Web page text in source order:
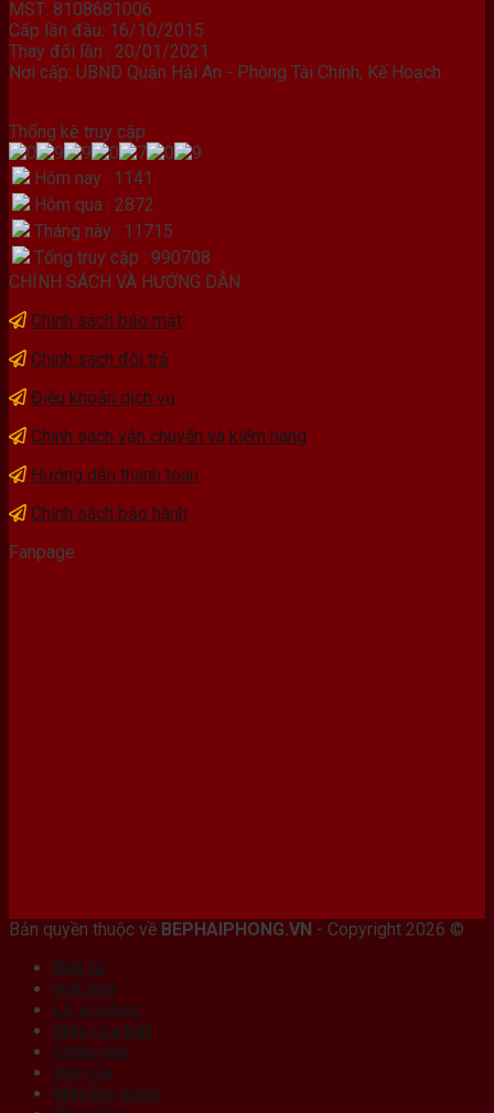
MST: 8108681006
Cấp lần đầu: 16/10/2015
Thay đổi lần : 20/01/2021
Nơi cấp: UBND Quận Hải An - Phòng Tài Chính, Kế Hoạch
Thống kê truy cập
Hôm nay : 1141
Hôm qua : 2872
Tháng này : 11715
Tổng truy cập : 990708
CHÍNH SÁCH VÀ HƯỚNG DẪN
Chính sách bảo mật
Chính sách đổi trả
Điều khoản dịch vụ
Chính sách vận chuyển và kiểm hàng
Hướng dẫn thanh toán
Chính sách bảo hành
Fanpage
Bản quyền thuộc về BEPHAIPHONG.VN - Copyright 2026 ©
Bếp từ
Hút mùi
Lò vi sóng
Máy rửa bát
Chậu rửa
Vòi rửa
Máy lọc nước